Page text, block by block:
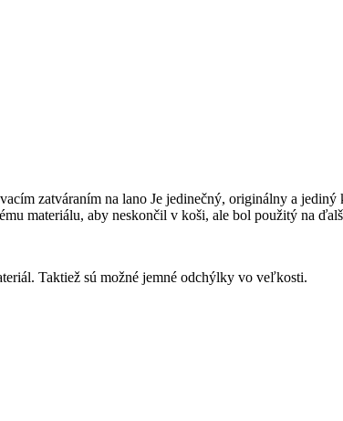
zatváraním na lano Je jedinečný, originálny a
materiálu, aby neskončil v koši, ale bol použitý na
Taktiež sú možné jemné odchýlky vo veľkosti.